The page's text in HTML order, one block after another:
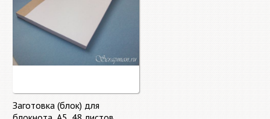
Заготовка (блок) для